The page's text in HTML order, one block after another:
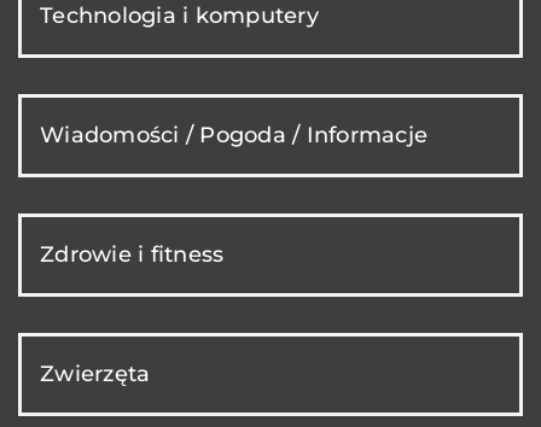
Technologia i komputery
Wiadomości / Pogoda / Informacje
Zdrowie i fitness
Zwierzęta